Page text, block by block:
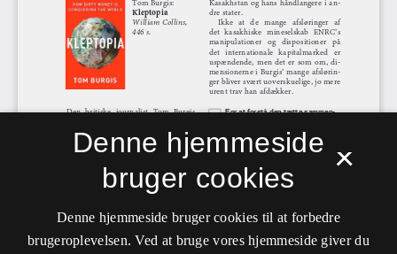
×
Denne hjemmeside
bruger cookies
Denne hjemmeside bruger cookies til at forbedre
brugeroplevelsen. Ved at bruge vores hjemmeside giver du